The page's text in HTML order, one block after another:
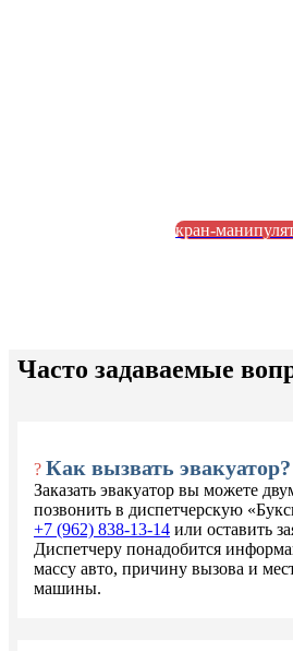
кран-
Часто задаваемые
? Как вызвать эвакуатор?
Заказать эвакуатор вы можете
позвонить в диспетчерскую
+7 (962) 838-13-14или оставить
Диспетчеру понадобится
массу авто, причину вызова и
машины.